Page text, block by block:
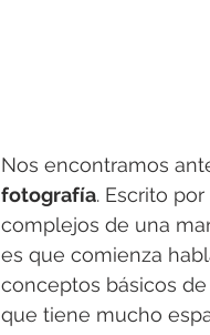
Nos encontramos
fotografía. Escrito
complejos de una
es que comienza
conceptos básicos
que tiene mucho